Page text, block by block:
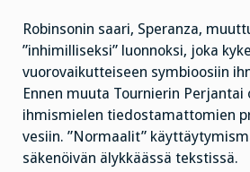
Robinsonin saari, Speranza,
”inhimilliseksi” luonnoksi, joka
vuorovaikutteiseen symbioosiin
Ennen muuta Tournierin Perjantai
ihmismielen tiedostamattomien
vesiin. ”Normaalit”
säkenöivän älykkäässä tekstissä.